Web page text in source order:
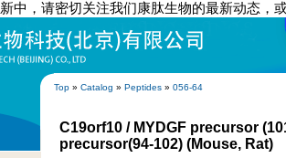
中，请密切关注我们康肽生物的最新动态，
Top » Catalog » Peptides » 056-64
C19orf10 / MYDGF precursor
precursor(94-102) (Mouse, Rat)